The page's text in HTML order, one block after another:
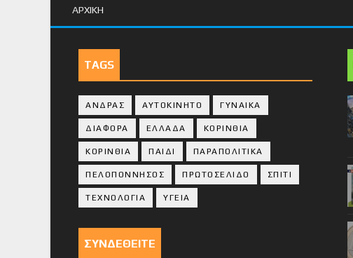
ΑΡΧΙΚΗ
TAGS
ΑΝΔΡΑΣ ΑΥΤΟΚΙΝΗΤΟ ΓΥΝΑΙΚΑ
ΔΙΑΦΟΡΑ ΕΛΛΑΔΑ ΚΟΡΙΝΘΙΑ
ΚΟΡΙΝΘΙA ΠΑΙΔΙ ΠΑΡΑΠΟΛΙΤΙΚΑ
ΠΕΛΟΠΟΝΝΗΣΟΣ ΠΡΩΤΟΣΕΛΙΔΟ ΣΠΙΤΙ
ΤΕΧΝΟΛΟΓΙΑ ΥΓΕΙΑ
ΣΥΝΔΕΘΕΙΤΕ